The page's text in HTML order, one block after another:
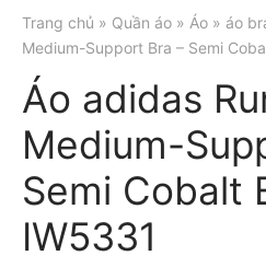
Trang chủ » Quần áo » Áo » áo
Medium-Support Bra – Semi
Áo adidas
Medium-
Semi Cobalt
IW5331